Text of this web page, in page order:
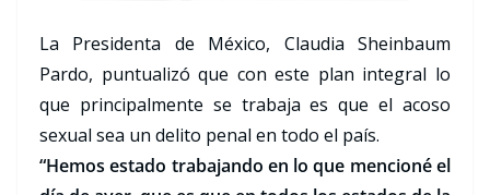
La Presidenta de México, Claudia Sheinbaum
Pardo, puntualizó que con este plan integral lo
que principalmente se trabaja es que el acoso
sexual sea un delito penal en todo el país.
“Hemos estado trabajando en lo que mencioné el